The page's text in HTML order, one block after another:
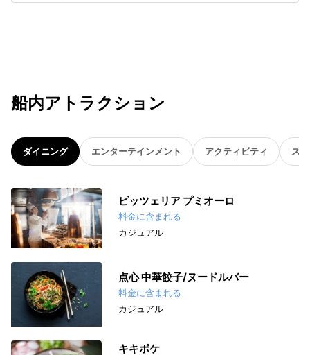
船内アトラクション
ダイニング エンターテインメント アクティビティ ス
ピッツェリア プミオーロ
料金に含まれる
カジュアル
点心 中華餃子/ヌードルバー
料金に含まれる
カジュアル
キキポケ